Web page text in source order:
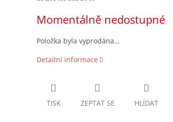
cena:
Momentálně nedostupné
Položka byla vyprodána…
Detailní informace
TISK ZEPTAT SE HLÍDAT